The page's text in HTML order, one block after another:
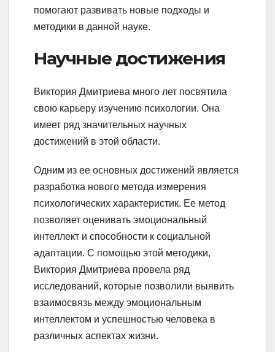
помогают развивать новые подходы и
методики в данной науке.
Научные достижения
Виктория Дмитриева много лет посвятила
свою карьеру изучению психологии. Она
имеет ряд значительных научных
достижений в этой области.
Одним из ее основных достижений является
разработка нового метода измерения
психологических характеристик. Ее метод
позволяет оценивать эмоциональный
интеллект и способности к социальной
адаптации. С помощью этой методики,
Виктория Дмитриева провела ряд
исследований, которые позволили выявить
взаимосвязь между эмоциональным
интеллектом и успешностью человека в
различных аспектах жизни.